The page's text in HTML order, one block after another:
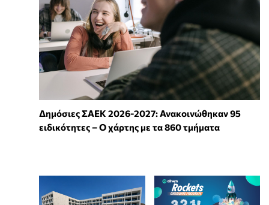
Δημόσιες ΣΑΕΚ 2026-2027: Ανακοινώθηκαν 95
ειδικότητες – Ο χάρτης με τα 860 τμήματα